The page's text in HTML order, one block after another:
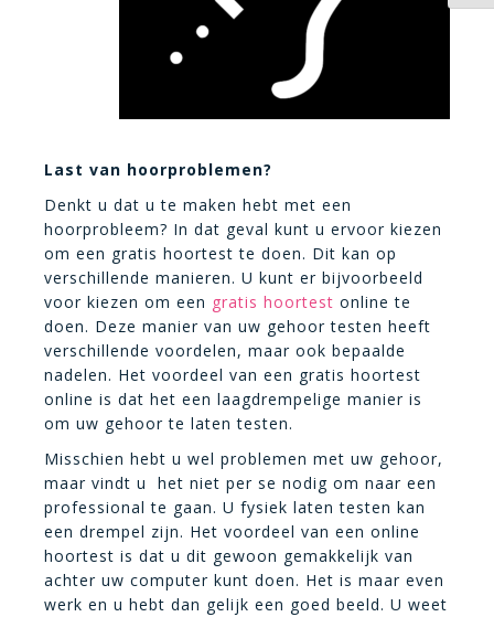
Last van hoorproblemen?
Denkt u dat u te maken hebt met een
hoorprobleem? In dat geval kunt u ervoor kiezen
om een gratis hoortest te doen. Dit kan op
verschillende manieren. U kunt er bijvoorbeeld
voor kiezen om een gratis hoortest online te
doen. Deze manier van uw gehoor testen heeft
verschillende voordelen, maar ook bepaalde
nadelen. Het voordeel van een gratis hoortest
online is dat het een laagdrempelige manier is
om uw gehoor te laten testen.
Misschien hebt u wel problemen met uw gehoor,
maar vindt u het niet per se nodig om naar een
professional te gaan. U fysiek laten testen kan
een drempel zijn. Het voordeel van een online
hoortest is dat u dit gewoon gemakkelijk van
achter uw computer kunt doen. Het is maar even
werk en u hebt dan gelijk een goed beeld. U weet